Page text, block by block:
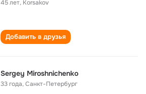
45 лет, Korsakov
Добавить в друзья
Sergey Miroshnichenko
33 года,Санкт-Петербург